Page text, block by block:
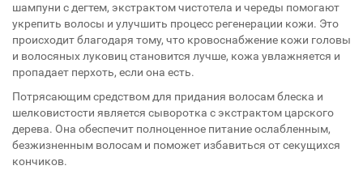
шампуни с дегтем, экстрактом чистотела и череды помогают
укрепить волосы и улучшить процесс регенерации кожи. Это
происходит благодаря тому, что кровоснабжение кожи головы
и волосяных луковиц становится лучше, кожа увлажняется и
пропадает перхоть, если она есть.
Потрясающим средством для придания волосам блеска и
шелковистости является сыворотка с экстрактом царского
дерева. Она обеспечит полноценное питание ослабленным,
безжизненным волосам и поможет избавиться от секущихся
кончиков.